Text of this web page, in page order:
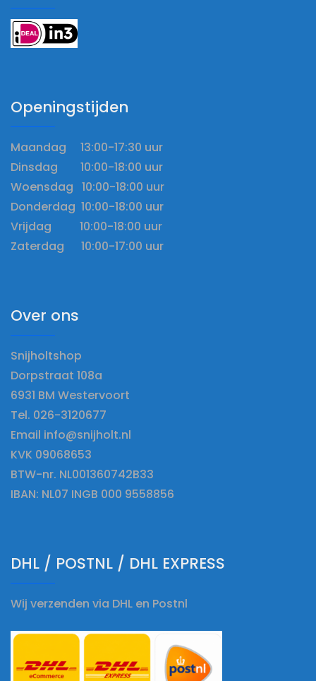
Openingstijden
Maandag 13:00-17:30 uur
Dinsdag 10:00-18:00 uur
Woensdag 10:00-18:00 uur
Donderdag 10:00-18:00 uur
Vrijdag 10:00-18:00 uur
Zaterdag 10:00-17:00 uur
Over ons
Snijholtshop
Dorpstraat 108a
6931 BM Westervoort
Tel. 026-3120677
Email info@snijholt.nl
KVK 09068653
BTW-nr. NL001360742B33
IBAN: NL07 INGB 000 9558856
DHL / POSTNL / DHL EXPRESS
Wij verzenden via DHL en Postnl